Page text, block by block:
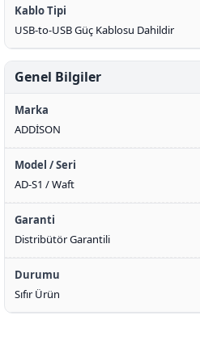
Kablo Tipi
USB-to-USB Güç Kablosu Dahildir
Genel Bilgiler
Marka
ADDİSON
Model / Seri
AD-S1 / Waft
Garanti
Distribütör Garantili
Durumu
Sıfır Ürün